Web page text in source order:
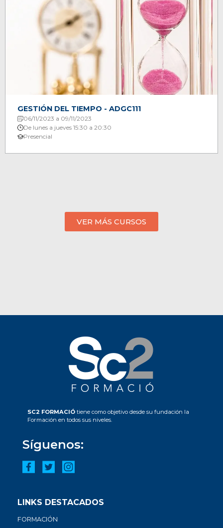
GESTIÓN DEL TIEMPO - ADGC111
06/11/2023 a 09/11/2023
De lunes a jueves 15:30 a 20:30
Presencial
VER MÁS CURSOS
SC2 FORMACIÓ tiene como objetivo desde su fundación la
Formación en todos sus niveles.
Síguenos:
LINKS DESTACADOS
FORMACIÓN